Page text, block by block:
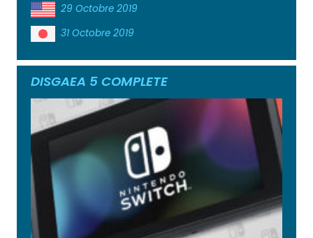
29 Octobre 2019
31 Octobre 2019
DISGAEA 5 COMPLETE